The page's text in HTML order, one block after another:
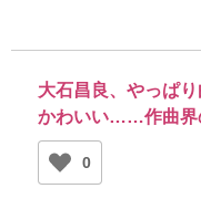
大石昌良、やっぱ
かわいい……作曲界
0